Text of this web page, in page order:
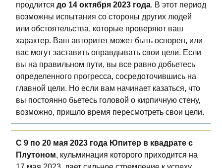
продлится до 14 октября 2023 года. В этот период
возможны испытания со стороны других людей
или обстоятельства, которые проверяют ваш
характер. Ваш авторитет может быть оспорен, или
вас могут заставить оправдывать свои цели. Если
вы на правильном пути, вы все равно добьетесь
определенного прогресса, сосредоточившись на
главной цели. Но если вам начинает казаться, что
вы постоянно бьетесь головой о кирпичную стену,
возможно, пришло время пересмотреть свои цели.
С 9 по 20 мая 2023 года Юпитер в квадрате с
Плутоном, кульминация которого приходится на